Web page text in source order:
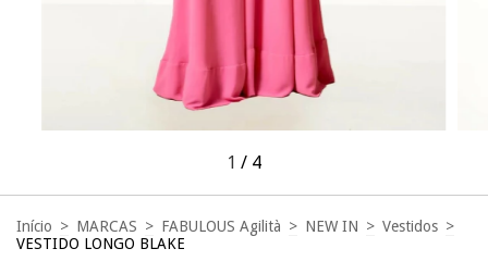
1 / 4
Início > MARCAS > FABULOUS Agilità > NEW IN > Vestidos >
VESTIDO LONGO BLAKE